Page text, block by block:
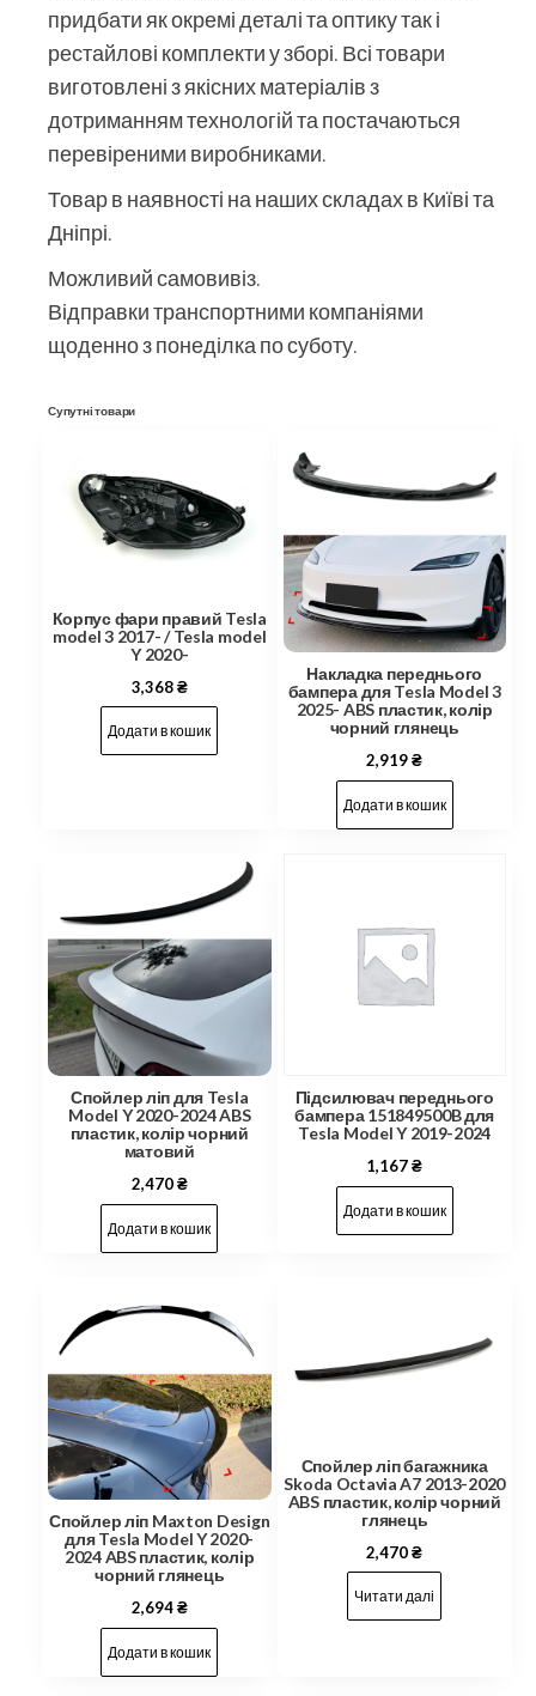
придбати як окремі деталі та оптику так і
рестайлові комплекти у зборі. Всі товари
виготовлені з якісних матеріалів з
дотриманням технологій та постачаються
перевіреними виробниками.
Товар в наявності на наших складах в Київі та
Дніпрі.
Можливий самовивіз.
Відправки транспортними компаніями
щоденно з понеділка по суботу.
Супутні товари
Корпус фари правий Tesla
model 3 2017- / Tesla model
Y 2020-
3,368₴
Додати в кошик
Накладка переднього
бампера для Tesla Model 3
2025- ABS пластик, колір
чорний глянець
2,919₴
Додати в кошик
Спойлер ліп для Tesla
Model Y 2020-2024 ABS
пластик, колір чорний
матовий
2,470₴
Додати в кошик
Підсилювач переднього
бампера 151849500B для
Tesla Model Y 2019-2024
1,167₴
Додати в кошик
Спойлер ліп Maxton Design
для Tesla Model Y 2020-
2024 ABS пластик, колір
чорний глянець
2,694₴
Додати в кошик
Спойлер ліп багажника
Skoda Octavia A7 2013-2020
ABS пластик, колір чорний
глянець
2,470₴
Читати далі